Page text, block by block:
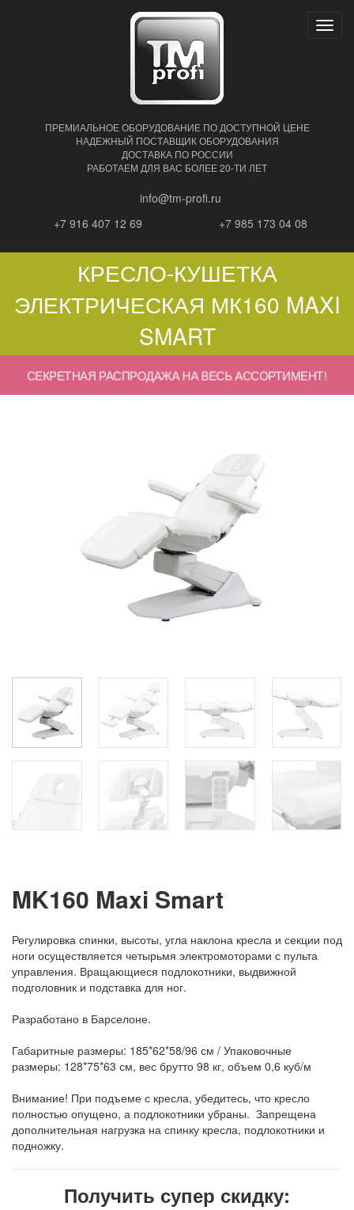
ПРЕМИАЛЬНОЕ ОБОРУДОВАНИЕ ПО ДОСТУПНОЙ ЦЕНЕ
НАДЕЖНЫЙ ПОСТАВЩИК ОБОРУДОВАНИЯ
ДОСТАВКА ПО РОССИИ
РАБОТАЕМ ДЛЯ ВАС БОЛЕЕ 20-ТИ ЛЕТ
info@tm-profi.ru
+7 916 407 12 69
+7 985 173 04 08
КРЕСЛО-КУШЕТКА
ЭЛЕКТРИЧЕСКАЯ МК160 MAXI
SMART
СЕКРЕТНАЯ РАСПРОДАЖА НА ВЕСЬ АССОРТИМЕНТ!
MK160 Maxi Smart
Регулировка спинки, высоты, угла наклона кресла и секции под
ноги осуществляется четырьмя электромоторами с пульта
управления. Вращающиеся подлокотники, выдвижной
подголовник и подставка для ног.
Разработано в Барселоне.
Габаритные размеры: 185*62*58/96 см / Упаковочные
размеры: 128*75*63 см, вес брутто 98 кг, объем 0,6 куб/м
Внимание! При подъеме с кресла, убедитесь, что кресло
полностью опущено, а подлокотники убраны. Запрещена
дополнительная нагрузка на спинку кресла, подлокотники и
подножку.
Получить супер скидку: